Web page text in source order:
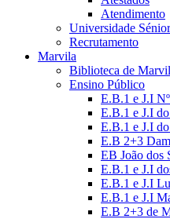
Atendimento
Universidade
Recrutamento
Marvila
Biblioteca de
Ensino Público
E.B.1 e J.I
E.B.1 e J.I
E.B.1 e J.I
E.B 2+3
EB João dos
E.B.1 e J.I
E.B.1 e J.I
E.B.1 e J.I
E.B 2+3 de